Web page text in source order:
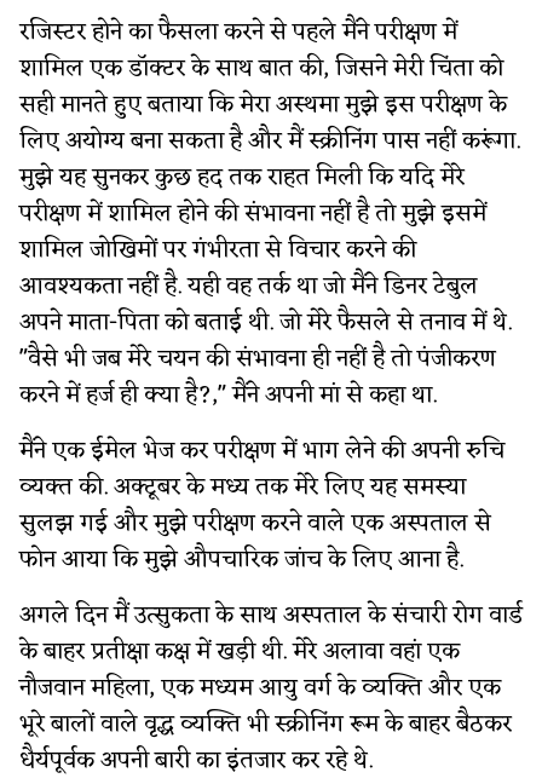
रजिस्टर होने का फैसला करने से पहले मैंने परीक्षण में
शामिल एक डॉक्टर के साथ बात की, जिसने मेरी चिंता को
सही मानते हुए बताया कि मेरा अस्थमा मुझे इस परीक्षण के
लिए अयोग्य बना सकता है और मैं स्क्रीनिंग पास नहीं करूंगा.
मुझे यह सुनकर कुछ हद तक राहत मिली कि यदि मेरे
परीक्षण में शामिल होने की संभावना नहीं है तो मुझे इसमें
शामिल जोखिमों पर गंभीरता से विचार करने की
आवश्यकता नहीं है. यही वह तर्क था जो मैंने डिनर टेबुल
अपने माता-पिता को बताई थी. जो मेरे फैसले से तनाव में थे.
"वैसे भी जब मेरे चयन की संभावना ही नहीं है तो पंजीकरण
करने में हर्ज ही क्या है?," मैंने अपनी मां से कहा था.
मैंने एक ईमेल भेज कर परीक्षण में भाग लेने की अपनी रुचि
व्यक्त की. अक्टूबर के मध्य तक मेरे लिए यह समस्या
सुलझ गई और मुझे परीक्षण करने वाले एक अस्पताल से
फोन आया कि मुझे औपचारिक जांच के लिए आना है.
अगले दिन मैं उत्सुकता के साथ अस्पताल के संचारी रोग वार्ड
के बाहर प्रतीक्षा कक्ष में खड़ी थी. मेरे अलावा वहां एक
नौजवान महिला, एक मध्यम आयु वर्ग के व्यक्ति और एक
भूरे बालों वाले वृद्ध व्यक्ति भी स्क्रीनिंग रूम के बाहर बैठकर
धैर्यपूर्वक अपनी बारी का इंतजार कर रहे थे.